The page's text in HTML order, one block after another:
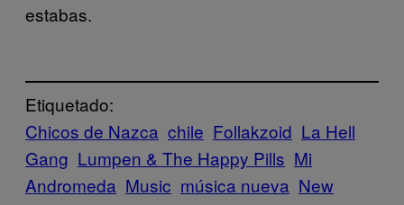
estabas.
Etiquetado:
Chicos de Nazca chile Follakzoid La Hell
Gang Lumpen & The Happy Pills Mi
Andromeda Music música nueva New